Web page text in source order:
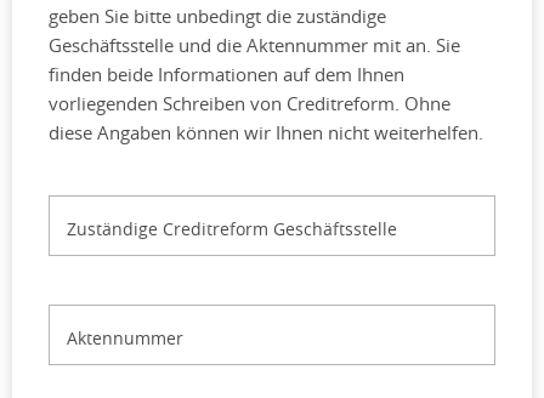
geben Sie bitte unbedingt die zuständige
Geschäftsstelle und die Aktennummer mit an. Sie
finden beide Informationen auf dem Ihnen
vorliegenden Schreiben von Creditreform. Ohne
diese Angaben können wir Ihnen nicht weiterhelfen.
Zuständige Creditreform Geschäftsstelle
Aktennummer